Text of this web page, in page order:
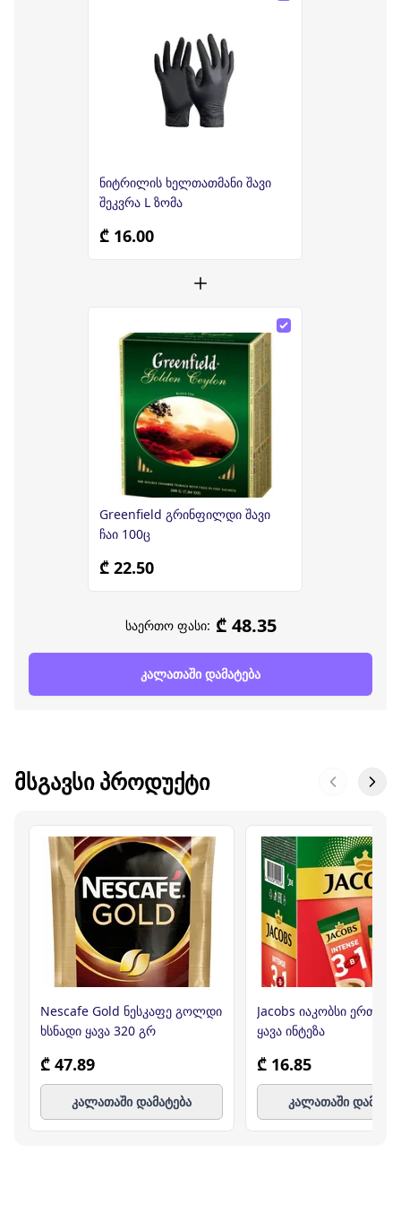
ნიტრილის ხელთათმანი შავი
შეკვრა L ზომა
₾ 16.00
Greenfield გრინფილდი შავი
ჩაი 100ც
₾ 22.50
საერთო ფასი: ₾ 48.35
კალათაში დამატება
ᲛᲡᲒᲐᲕᲡᲘ ᲞᲠᲝᲓᲣᲥᲢᲘ
Nescafe Gold ნესკაფე გოლდი
ხსნადი ყავა 320 გრ
₾ 47.89
კალათაში დამატება
Jacobs იაკობსი
ყავა ინტეზა
₾ 16.85
კალათაში